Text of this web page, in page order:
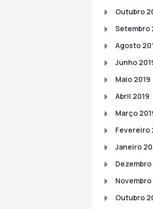
Outubro
Setembro
Agosto
Junho
Maio 2019
Abril 2019
Março
Fevereiro
Janeiro
Dezembro
Novembro
Outubro